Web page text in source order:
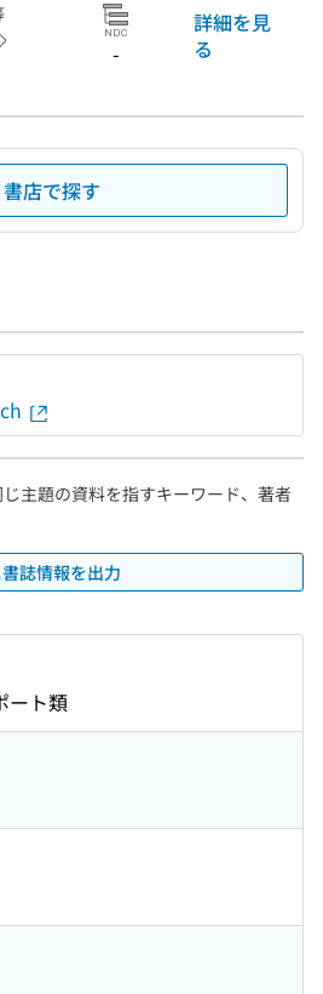
-
詳細を見
る
書店で探す
主題の資料を指すキーワード、著者
書誌情報を出力
ート類